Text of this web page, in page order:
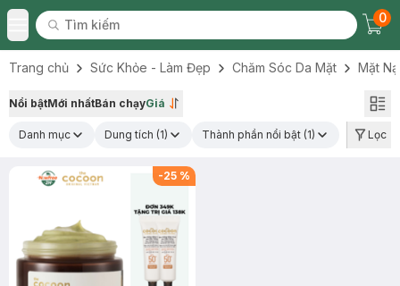
Toggle Menu
Tìm kiếm
Tìm kiếm
0
Trang chủ Sức Khỏe - Làm Đẹp Chăm Sóc Da Mặt Mặt Nạ
Nổi bậtMới nhấtBán chạyGiá
Danh mục Dung tích (1) Thành phần nổi bật (1) Lọc
-25 %